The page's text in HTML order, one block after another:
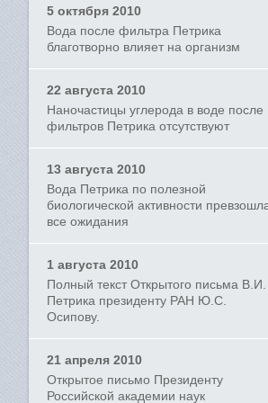
5 октября 2010
Вода после фильтра Петрика
благотворно влияет на организм
22 августа 2010
Наночастицы углерода в воде после
фильтров Петрика отсутствуют
13 августа 2010
Вода Петрика по полезной
биологической активности
все ожидания
1 августа 2010
Полный текст Открытого письма В.И.
Петрика президенту РАН Ю.С.
Осипову.
21 апреля 2010
Открытое письмо Президенту
Российской академии наук